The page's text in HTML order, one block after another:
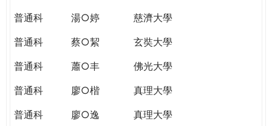
普通科
湯○婷
慈濟大學
普通科
蔡○絜
玄奘大學
普通科
蕭○丰
佛光大學
普通科
廖○楷
真理大學
普通科
廖○逸
真理大學